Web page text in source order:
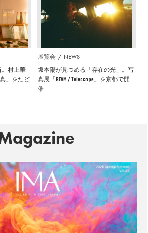
。村上華
」をたど
展覧会 NEWS
坂本陽が見つめる「存在の光」。写
真展「BEAM / Telescope」を京都で開
催